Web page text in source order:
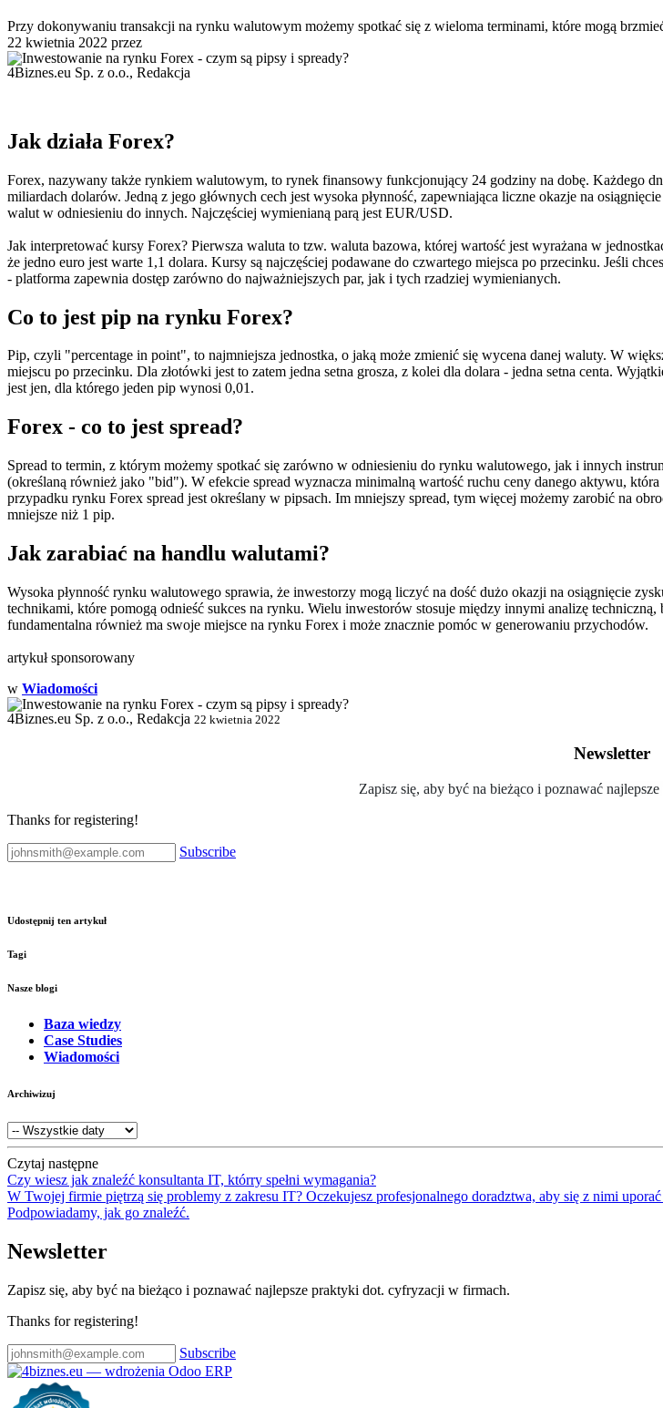
Przy dokonywaniu transakcji na rynku walutowym możemy spotkać się z wieloma terminami, które mogą
22 kwietnia 2022 przez
4Biznes.eu Sp. z o.o., Redakcja
Jak działa Forex?
Forex, nazywany także rynkiem walutowym, to rynek finansowy funkcjonujący 24 godziny na dobę. Każdego
miliardach dolarów. Jedną z jego głównych cech jest wysoka płynność, zapewniająca liczne okazje na
walut w odniesieniu do innych. Najczęściej wymienianą parą jest EUR/USD.
Jak interpretować kursy Forex? Pierwsza waluta to tzw. waluta bazowa, której wartość jest wyrażana w
że jedno euro jest warte 1,1 dolara. Kursy są najczęściej podawane do czwartego miejsca po przecinku. Jeśli
- platforma zapewnia dostęp zarówno do najważniejszych par, jak i tych rzadziej wymienianych.
Co to jest pip na rynku Forex?
Pip, czyli "percentage in point", to najmniejsza jednostka, o jaką może zmienić się wycena danej waluty. W
miejscu po przecinku. Dla złotówki jest to zatem jedna setna grosza, z kolei dla dolara - jedna setna centa.
jest jen, dla którego jeden pip wynosi 0,01.
Forex - co to jest spread?
Spread to termin, z którym możemy spotkać się zarówno w odniesieniu do rynku walutowego, jak i innych
(określaną również jako "bid"). W efekcie spread wyznacza minimalną wartość ruchu ceny danego aktywu,
przypadku rynku Forex spread jest określany w pipsach. Im mniejszy spread, tym więcej możemy zarobić na
mniejsze niż 1 pip.
Jak zarabiać na handlu walutami?
Wysoka płynność rynku walutowego sprawia, że inwestorzy mogą liczyć na dość dużo okazji na osiągnięcie
technikami, które pomogą odnieść sukces na rynku. Wielu inwestorów stosuje między innymi analizę
fundamentalna również ma swoje miejsce na rynku Forex i może znacznie pomóc w generowaniu przychodów.
artykuł sponsorowany
w Wiadomości
4Biznes.eu Sp. z o.o., Redakcja 22 kwietnia 2022
Newsletter
Zapisz się, aby być na bieżąco i poznawać
Thanks for registering!
Subscribe
Udostępnij ten artykuł
Tagi
Nasze blogi
Baza wiedzy
Case Studies
Wiadomości
Archiwizuj
Czytaj następne
Czy wiesz jak znaleźć konsultanta IT, którry spełni wymagania?
W Twojej firmie piętrzą się problemy z zakresu IT? Oczekujesz profesjonalnego doradztwa, aby się z nimi
Podpowiadamy, jak go znaleźć.
Newsletter
Zapisz się, aby być na bieżąco i poznawać najlepsze praktyki dot. cyfryzacji w firmach.
Thanks for registering!
Subscribe